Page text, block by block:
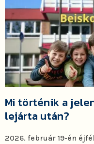
Mi történik a
lejárta után?
2026. február 19-én